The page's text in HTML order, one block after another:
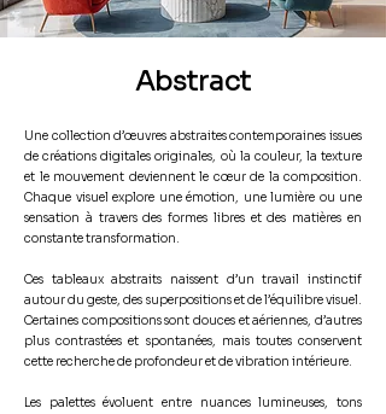
Abstract
Une collection d’œuvres abstraites contemporaines issues
de créations digitales originales, où la couleur, la texture
et le mouvement deviennent le cœur de la composition.
Chaque visuel explore une émotion, une lumière ou une
sensation à travers des formes libres et des matières en
constante transformation.
Ces tableaux abstraits naissent d’un travail instinctif
autour du geste, des superpositions et de l’équilibre visuel.
Certaines compositions sont douces et aériennes, d’autres
plus contrastées et spontanées, mais toutes conservent
cette recherche de profondeur et de vibration intérieure.
Les palettes évoluent entre nuances lumineuses, tons